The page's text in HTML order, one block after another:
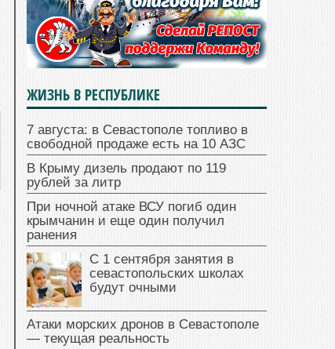
ЖИЗНЬ В РЕСПУБЛИКЕ
7 августа: в Севастополе топливо в
свободной продаже есть на 10 АЗС
В Крыму дизель продают по 119
рублей за литр
При ночной атаке ВСУ погиб один
крымчанин и еще один получил
ранения
С 1 сентября занятия в
севастопольских школах
будут очными
Атаки морских дронов в Севастополе
— текущая реальность